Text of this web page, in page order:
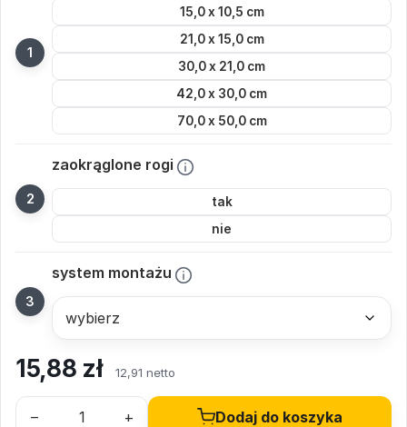
15,0 x 10,5 cm
21,0 x 15,0 cm
30,0 x 21,0 cm
42,0 x 30,0 cm
70,0 x 50,0 cm
zaokrąglone rogi
tak
nie
system montażu
15,88 zł 12,91 netto
– + Dodaj do koszyka